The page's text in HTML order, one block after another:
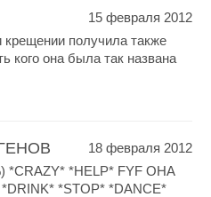
15 февраля 2012
крещении получила также
кого она была так названа
18 февраля 2012
*CRAZY* *HELP* FYF ОНА
*STOP* *DANCE*